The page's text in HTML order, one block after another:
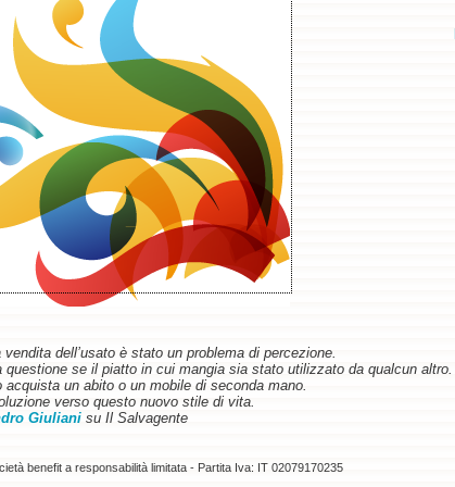
dell’usato è stato un problema di percezione.
se il piatto in cui mangia sia stato utilizzato da qualcun altro.
acquista un abito o un mobile di seconda mano.
verso questo nuovo stile di vita.
Giulianisu Il Salvagente
benefit a responsabilità limitata - Partita Iva: IT 02079170235